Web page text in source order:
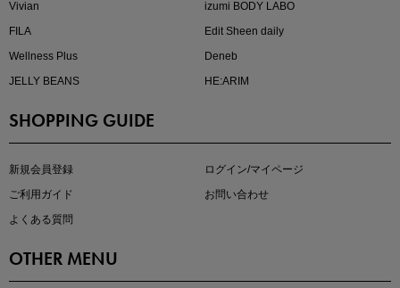
Vivian
izumi BODY LABO
FILA
Edit Sheen daily
Wellness Plus
Deneb
JELLY BEANS
HE:ARIM
SHOPPING GUIDE
新規会員登録
ログイン/マイページ
ご利用ガイド
お問い合わせ
よくある質問
OTHER MENU